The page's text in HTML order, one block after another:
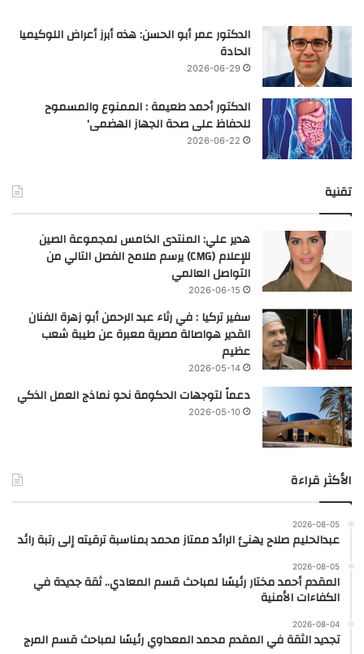
الدكتور عمر أبو الحسن: هذه أبرز أعراض اللوكيميا
الحادة
2026-06-29
الدكتور أحمد طعيمة : الممنوع والمسموح
للحفاظ على صحة الجهاز الهضمى’
2026-06-22
تقنية
هدير علي: المنتدى الخامس لمجموعة الصين
للإعلام (CMG) يرسم ملامح الفصل التالي من
التواصل العالمي
2026-06-15
سفير تركيا : في رثاء عبد الرحمن أبو زهرة الفنان
القدير هواصالة مصرية معبرة عن طيبة شعب
عظيم
2026-05-14
دعماً لتوجهات الحكومة نحو نماذج العمل الذكي
2026-05-10
الأكثر قراءة
2026-08-05
عبدالحليم صلاح يهنئ الرائد ممتاز محمد بمناسبة ترقيته إلى رتبة رائد
2026-08-05
المقدم أحمد مختار رئيسًا لمباحث قسم المعادي.. ثقة جديدة في
الكفاءات الأمنية
2026-08-04
تجديد الثقة في المقدم محمد المعداوي رئيسًا لمباحث قسم المرج